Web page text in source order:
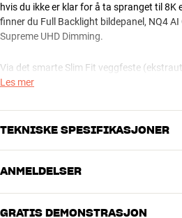
hvis du ikke er klar for å ta spranget til 8K
finner du Full Backlight bildepanel, NQ4
Supreme UHD Dimming.
Via det smarte Slim Fit veggfeste
en helt flatt inntil veggen, som et maleri.
innredningen din.
Atmos igjennom den tilkoblede HDMI-
fet hjemmekino eller en matchende
gjengi Atmos høydeinformasjon i lyden.
Les mer
TEKNISKE SPESIFIKASJONER
BILDE
Oppløsning
4K Ultra
Skjermteknologi
Neo
ANMELDELSER
GRATIS DEMONSTRASJON